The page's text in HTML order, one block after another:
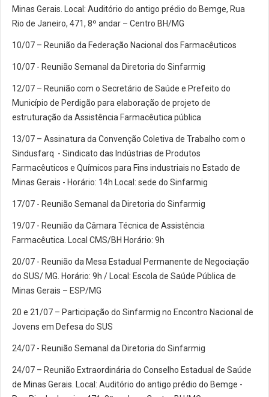
Minas Gerais. Local: Auditório do antigo prédio do Bemge, Rua
Rio de Janeiro, 471, 8º andar – Centro BH/MG
10/07 – Reunião da Federação Nacional dos Farmacêuticos
10/07 - Reunião Semanal da Diretoria do Sinfarmig
12/07 – Reunião com o Secretário de Saúde e Prefeito do
Município de Perdigão para elaboração de projeto de
estruturação da Assistência Farmacêutica pública
13/07 – Assinatura da Convenção Coletiva de Trabalho com o
Sindusfarq - Sindicato das Indústrias de Produtos
Farmacêuticos e Químicos para Fins industriais no Estado de
Minas Gerais - Horário: 14h Local: sede do Sinfarmig
17/07 - Reunião Semanal da Diretoria do Sinfarmig
19/07 - Reunião da Câmara Técnica de Assistência
Farmacêutica. Local CMS/BH Horário: 9h
20/07 - Reunião da Mesa Estadual Permanente de Negociação
do SUS/ MG. Horário: 9h / Local: Escola de Saúde Pública de
Minas Gerais – ESP/MG
20 e 21/07 – Participação do Sinfarmig no Encontro Nacional de
Jovens em Defesa do SUS
24/07 - Reunião Semanal da Diretoria do Sinfarmig
24/07 – Reunião Extraordinária do Conselho Estadual de Saúde
de Minas Gerais. Local: Auditório do antigo prédio do Bemge -